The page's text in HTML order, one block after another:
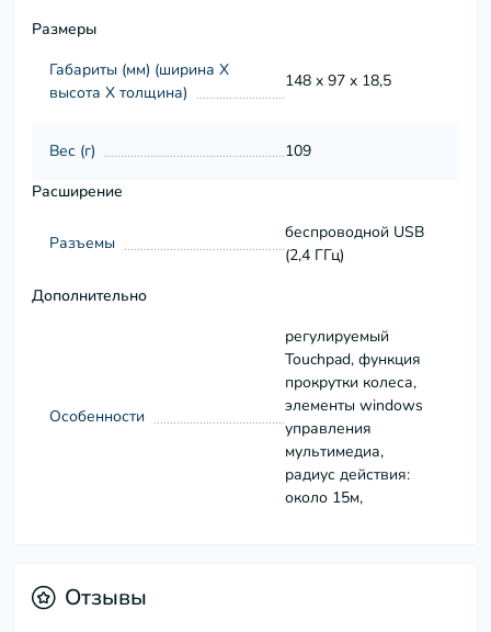
Размеры
Габариты (мм) (ширина Х
высота Х толщина)
148 x 97 x 18,5
Вес (г)
109
Расширение
Разъемы
беспроводной USB
(2,4 ГГц)
Дополнительно
Особенности
регулируемый
Touchpad, функция
прокрутки колеса,
элементы windows
управления
мультимедиа,
радиус действия:
около 15м,
Отзывы